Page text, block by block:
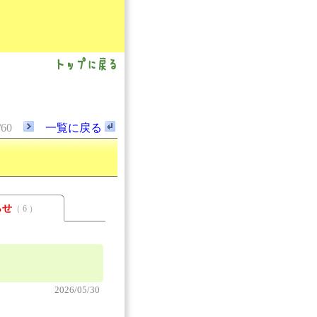
一覧に戻る
せ （ 6 ）
2026/05/30